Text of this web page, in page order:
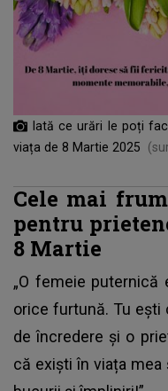
Iată ce urări le poți
viața de 8 Martie 2025
Cele mai
pentru
8 Martie
„O femeie
orice furtună. Tu ești
de încredere și o
că exiști în viața